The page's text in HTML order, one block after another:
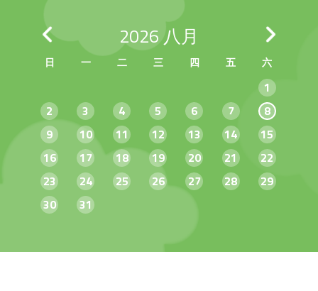
2026八月
日 一 二 三 四 五 六
1
2
3 4 5 6 7
8
9
10 11 12 13 14
15
16
17 18 19 20 21
22
23
24 25 26 27 28
29
30
31